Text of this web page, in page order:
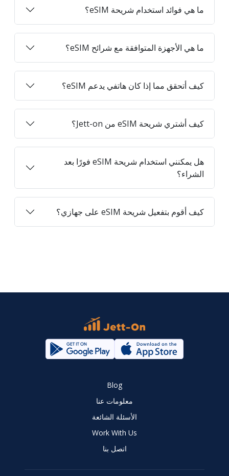
ما هي فوائد استخدام شريحة eSIM؟
ما هي الأجهزة المتوافقة مع شرائح eSIM؟
كيف أتحقق مما إذا كان هاتفي يدعم eSIM؟
كيف أشتري شريحة eSIM من Jett-on؟
هل يمكنني استخدام شريحة eSIM فورًا بعد
الشراء؟
كيف أقوم بتفعيل شريحة eSIM على جهازي؟
Blog
معلومات عنا
الأسئلة الشائعة
Work With Us
اتصل بنا